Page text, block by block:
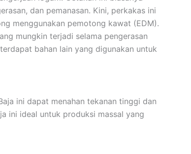
dan pemanasan. Kini, perkakas ini
menggunakan pemotong kawat (EDM).
mungkin terjadi selama pengerasan
bahan lain yang digunakan untuk
ini dapat menahan tekanan tinggi dan
ini ideal untuk produksi massal yang